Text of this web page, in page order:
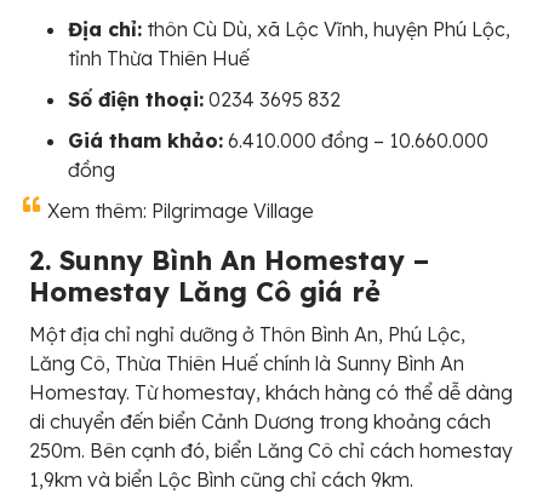
Địa chỉ: thôn Cù Dù, xã Lộc Vĩnh, huyện Phú Lộc,
tỉnh Thừa Thiên Huế
Số điện thoại: 0234 3695 832
Giá tham khảo: 6.410.000 đồng – 10.660.000
đồng
Xem thêm: Pilgrimage Village
2. Sunny Bình An Homestay –
Homestay Lăng Cô giá rẻ
Một địa chỉ nghỉ dưỡng ở Thôn Bình An, Phú Lộc,
Lăng Cô, Thừa Thiên Huế chính là Sunny Bình An
Homestay. Từ homestay, khách hàng có thể dễ dàng
di chuyển đến biển Cảnh Dương trong khoảng cách
250m. Bên cạnh đó, biển Lăng Cô chỉ cách homestay
1,9km và biển Lộc Bình cũng chỉ cách 9km.